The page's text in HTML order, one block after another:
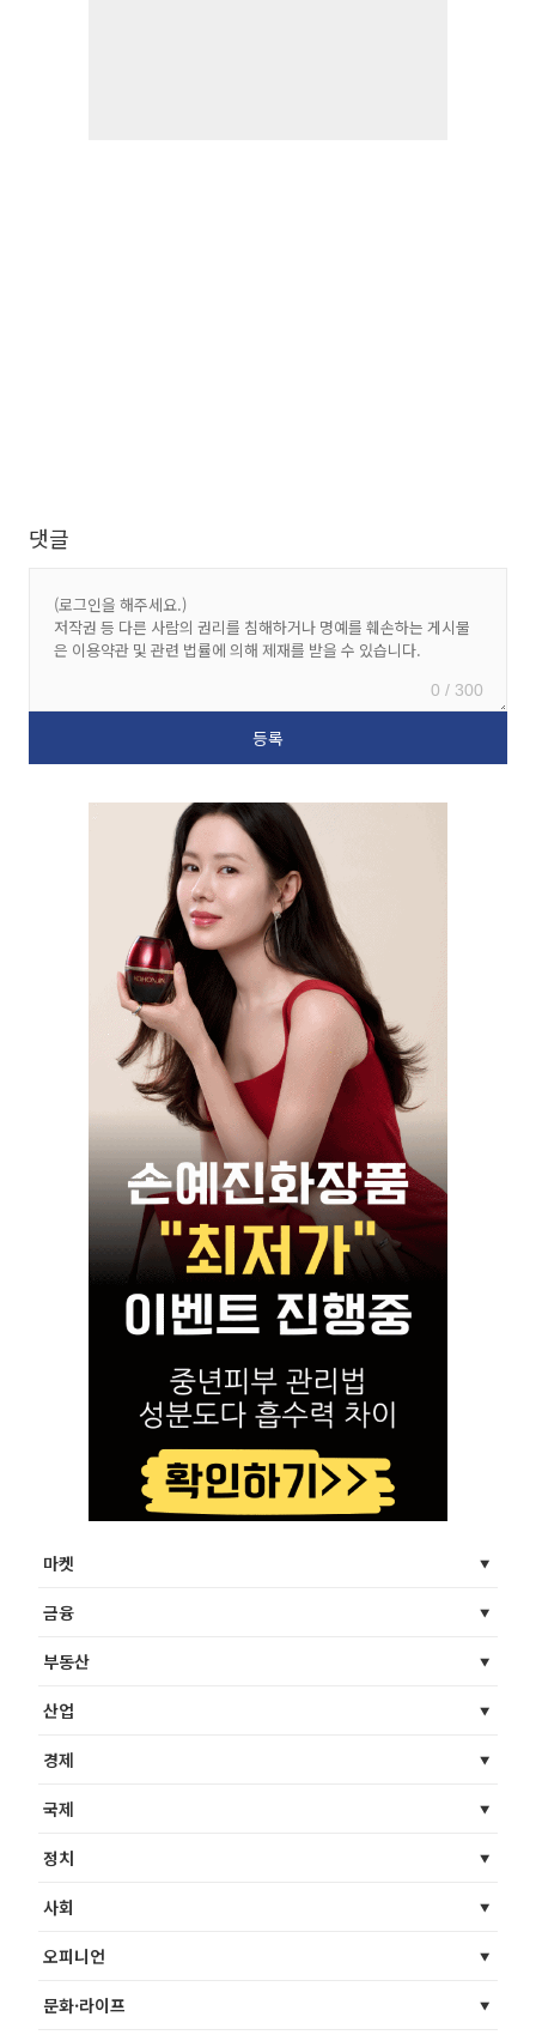
댓글
0 / 300
마켓
금융
부동산
산업
경제
국제
정치
사회
오피니언
문화·라이프